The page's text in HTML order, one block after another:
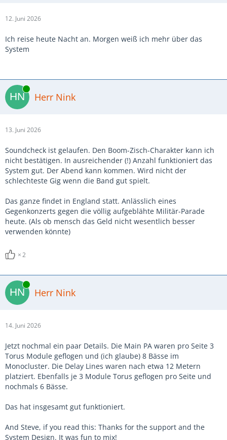
12. Juni 2026
Ich reise heute Nacht an. Morgen weiß ich mehr über das
System
Online
Herr Nink
13. Juni 2026
Soundcheck ist gelaufen. Den Boom-Zisch-Charakter kann ich
nicht bestätigen. In ausreichender (!) Anzahl funktioniert das
System gut. Der Abend kann kommen. Wird nicht der
schlechteste Gig wenn die Band gut spielt.
Das ganze findet in England statt. Anlässlich eines
Gegenkonzerts gegen die völlig aufgeblähte Militär-Parade
heute. (Als ob mensch das Geld nicht wesentlich besser
verwenden könnte)
2
Online
Herr Nink
14. Juni 2026
Jetzt nochmal ein paar Details. Die Main PA waren pro Seite 3
Torus Module geflogen und (ich glaube) 8 Bässe im
Monocluster. Die Delay Lines waren nach etwa 12 Metern
platziert. Ebenfalls je 3 Module Torus geflogen pro Seite und
nochmals 6 Bässe.
Das hat insgesamt gut funktioniert.
And Steve, if you read this: Thanks for the support and the
System Design. It was fun to mix!